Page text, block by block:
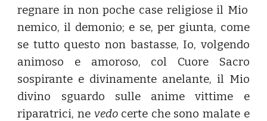
regnare in non poche case religiose il Mio
nemico, il demonio; e se, per giunta, come
se tutto questo non bastasse, Io, volgendo
animoso e amoroso, col Cuore Sacro
sospirante e divinamente anelante, il Mio
divino sguardo sulle anime vittime e
riparatrici, ne vedocerte che sono malate e